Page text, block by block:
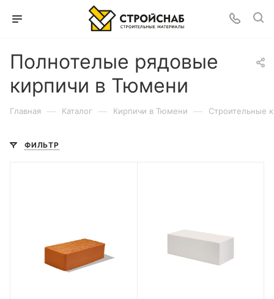
Полнотелые рядовые
кирпичи в Тюмени
Главная — Каталог — Кирпичи в Тюмени — Строительные
ФИЛЬТР